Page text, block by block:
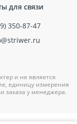
для связи
350-87-47
и не является
единицу измерения
заказа у менеджера.